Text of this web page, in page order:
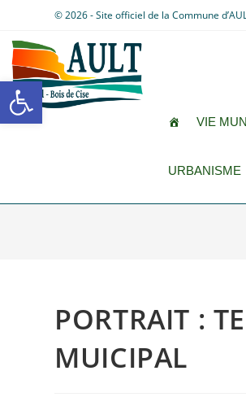
Ouvrir la barre
© 2026 - Site officiel de la Commune
VIE
URBANISME
PORTRAIT :
MUICIPAL